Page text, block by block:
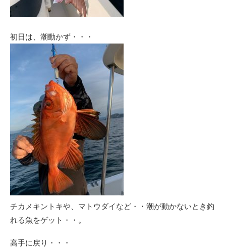
初日は、潮動かず・・・
チカメキントキや、マトウダイなど・・潮が動かないとき釣
れる魚をゲット・・。
高手に戻り・・・